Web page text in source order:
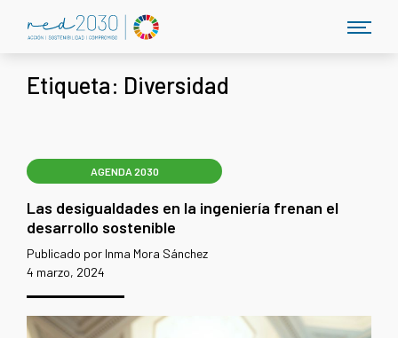
Etiqueta: Diversidad
AGENDA 2030
Las desigualdades en la ingeniería frenan el
desarrollo sostenible
Publicado por Inma Mora Sánchez
4 marzo, 2024